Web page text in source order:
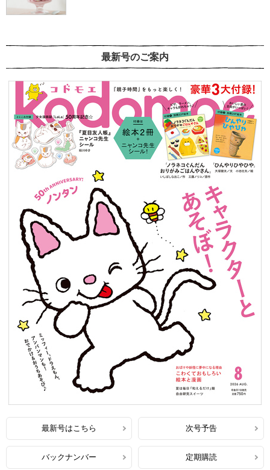
最新号のご案内
最新号はこちら 次号予告
バックナンバー 定期購読